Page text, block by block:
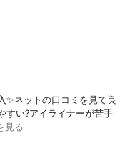
✨ネットの口コミを見て良
すい?アイライナーが苦手
見る